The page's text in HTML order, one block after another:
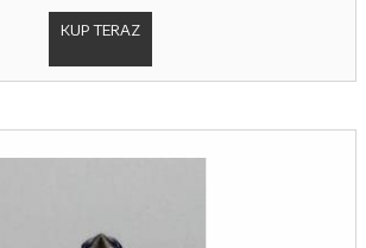
KUP TERAZ